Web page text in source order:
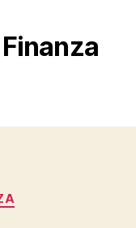
Finanza